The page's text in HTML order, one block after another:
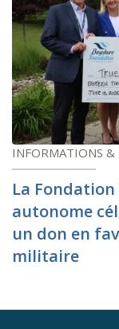
INFORMATIONS &
La
autonome
un don en
militaire